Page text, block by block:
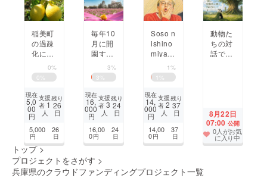
稲美町
の過疎
化に挑
む、レ
モン事
業から
始まる
地域活
性化プ
クト
0%
0
現在
5,0
00
円
支援
者 1
人
残り
26
日
5,000
円
26
日
毎年10
月に開
園する
「武庫
川髭の
渡しコ
スモス
園」の
支援金
3%
3
現在
16,
000
円
支援
者 3
人
残り
24
日
16,00
0円
24
日
Soso n
ishino
miyaの
で、同
じ悩み
を抱え
る人に
寄り添
い。
1%
1
現在
14,
000
円
支援
者 2
人
残り
37
日
14,00
0円
37
日
動物た
ちの対
話で届
ズ
『縁』
制作プ
ロジェ
8月22日
07:00 公開
0人がお気
に入り中
トップ >
プロジェクトをさがす >
兵庫県のクラウドファンディングプロジェクト一覧